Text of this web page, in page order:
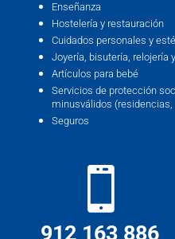
Enseñanza
Hostelería y restauración
Cuidados personales y
Joyería, bisutería, relojería
Artículos para bebé
Servicios de protección
minusválidos
Seguros
912 163 886